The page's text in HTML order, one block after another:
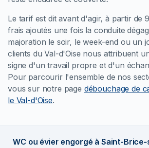
Le tarif est dit avant d'agir, à partir de
frais ajoutés une fois la conduite
majoration le soir, le week-end ou un
clients du Val-d'Oise nous attribuent
signe d'un travail propre et d'un
Pour parcourir l'ensemble de nos
vous sur notre page débouchage de
le Val-d'Oise.
WC ou évier engorgé à Saint-Brice-